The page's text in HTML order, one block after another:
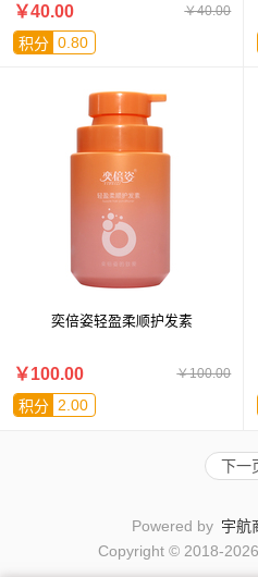
￥40.00
￥40.00
积分 0.80
奕倍姿轻盈柔顺护发素
￥100.00
￥100.00
积分 2.00
下一
Powered by 宇航
Copyright © 2018-2026